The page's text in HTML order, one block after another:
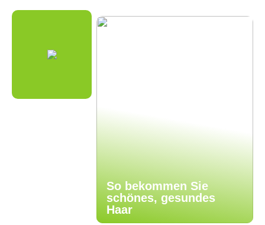
So bekommen Sie
schönes, gesundes
Haar